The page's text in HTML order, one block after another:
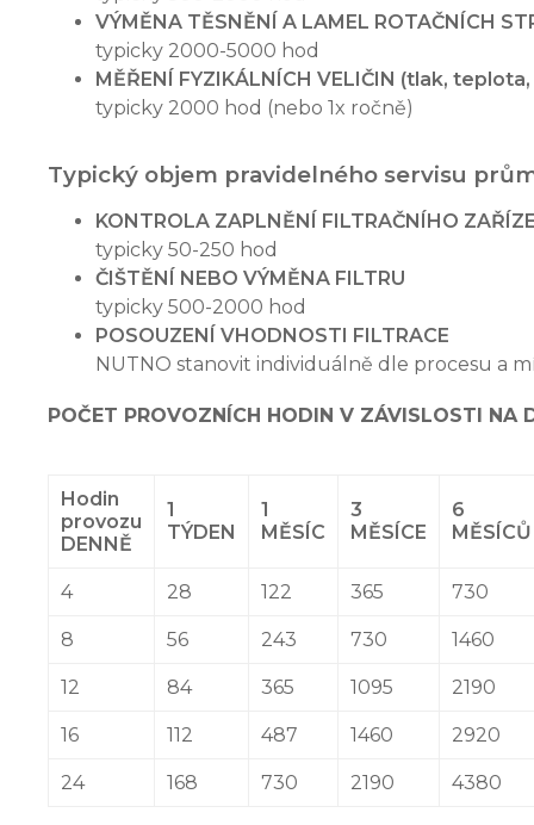
VÝMĚNA TĚSNĚNÍ A LAMEL ROTAČNÍCH
typicky 2000-5000 hod
MĚŘENÍ FYZIKÁLNÍCH VELIČIN (tlak,
typicky 2000 hod (nebo 1x ročně)
Typický objem pravidelného servisu
KONTROLA ZAPLNĚNÍ FILTRAČNÍHO
typicky 50-250 hod
ČIŠTĚNÍ NEBO VÝMĚNA FILTRU
typicky 500-2000 hod
POSOUZENÍ VHODNOSTI FILTRACE
NUTNO stanovit individuálně dle procesu a
POČET PROVOZNÍCH HODIN V ZÁVISLOSTI NA
Hodin
provozu
DENNĚ
1
TÝDEN
1
MĚSÍC
3
MĚSÍCE
6
MĚSÍCŮ
4 28 122 365 730
8 56 243 730 1460
12 84 365 1095 2190
16 112 487 1460 2920
24 168 730 2190 4380